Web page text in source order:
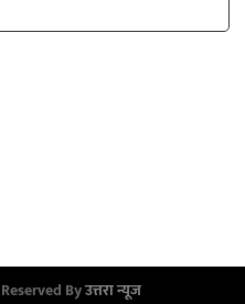
Byउत्तरा न्यूज